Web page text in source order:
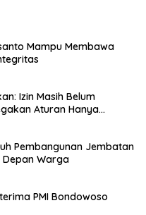
Mampu Membawa
Izin Masih Belum
Aturan Hanya
Pembangunan Jembatan
Depan Warga
PMI Bondowoso